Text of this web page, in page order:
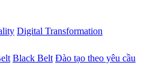
Digital Transformation
Black Belt Đào tạo theo yêu cầu